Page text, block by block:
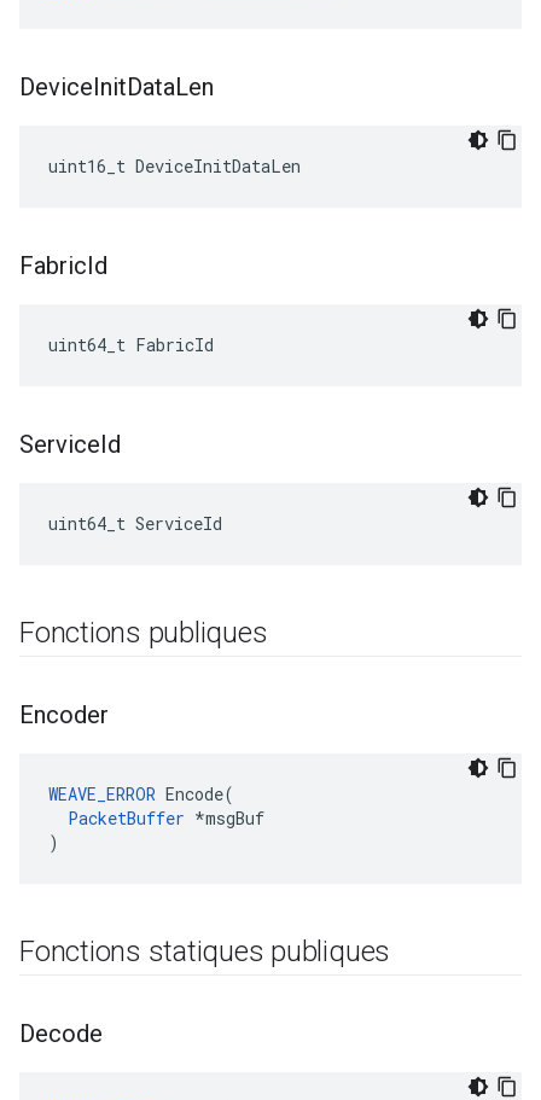
DeviceInitDataLen
uint16_t DeviceInitDataLen
FabricId
uint64_t FabricId
ServiceId
uint64_t ServiceId
Fonctions publiques
Encoder
WEAVE_ERROR Encode(
PacketBuffer *msgBuf
)
Fonctions statiques publiques
Decode